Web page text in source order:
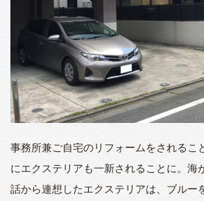
事務所兼ご自宅のリフォームをされるこ
にエクステリアも一新されることに。海
話から連想したエクステリアは、ブルー